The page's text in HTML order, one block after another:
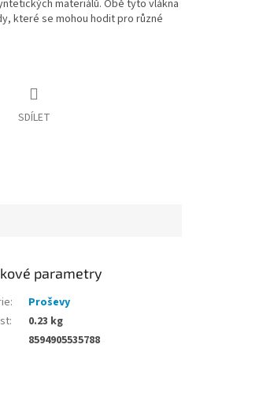
materiálů. Obě tyto vlákna
které se mohou hodit pro různé
SDÍLET
parametry
:
Proševy
:
0.23 kg
8594905535788